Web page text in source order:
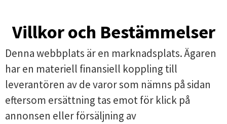
Villkor och Bestämmelser
Denna webbplats är en marknadsplats. Ägaren
har en materiell finansiell koppling till
leverantören av de varor som nämns på sidan
eftersom ersättning tas emot för klick på
annonsen eller försäljning av